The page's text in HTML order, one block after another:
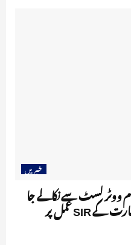
خبریں
ووٹر لسٹ سے نکالے جا
رہے ہیں؟ UN کی رپورٹ میں بھارت کے SIR عمل پر